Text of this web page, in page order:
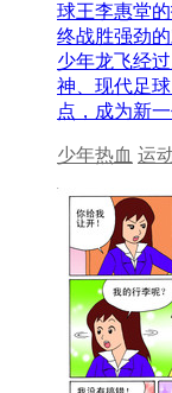
球王李惠堂
终战胜强劲
少年龙飞经
神、现代足
点，成为新
少年热血 运